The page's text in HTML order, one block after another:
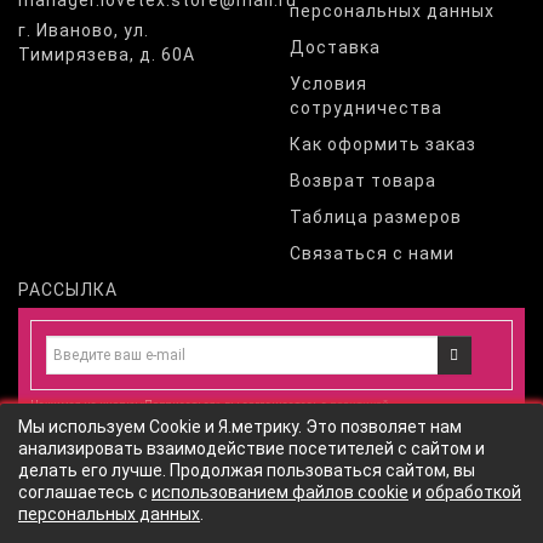
г. Иваново, ул.
Тимирязева, д. 60А
персональных данных
Доставка
Условия
сотрудничества
Как оформить заказ
Возврат товара
Таблица размеров
Связаться с нами
РАССЫЛКА
Нажимая на кнопку «Подписаться», вы соглашаетесь сполитикой
конфиденциальности и даетесогласие на обработку персональных
данныхсогласно политики обработки персональных данныхсайта
Мы используем Cookie и Я.метрику. Это позволяет нам
анализировать взаимодействие посетителей с сайтом и
делать его лучше. Продолжая пользоваться сайтом, вы
соглашаетесь с использованием файлов cookie и обработкой
персональных данных